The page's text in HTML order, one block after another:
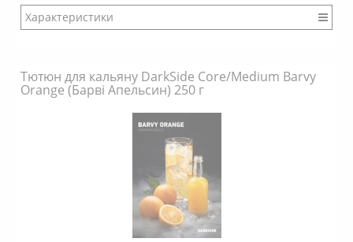
Характеристики
Смак: Насичений
Аромат: Солодкий
Димність: Вищє середнього
Тютюн для кальяну DarkSide Core/Medium Barvy
Orange (Барві Апельсин) 250 г